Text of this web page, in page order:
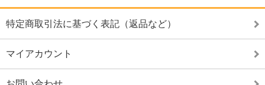
特定商取引法に基づく表記（返品など）
マイアカウント